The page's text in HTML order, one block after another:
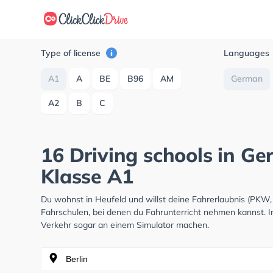
Type of license
A1 A BE B96 AM
A2 B C
Languages
German
16 Driving schools in
Klasse A1
Du wohnst in Heufeld und willst deine Fahrerlaubnis
Fahrschulen, bei denen du Fahrunterricht nehmen
Verkehr sogar an einem Simulator machen.